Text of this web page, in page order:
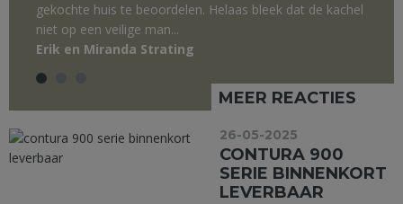
gekochte huis te beoordelen. Helaas bleek dat de kachel
niet op een veilige man...
Erik en Miranda Strating
MEER REACTIES
26-05-2025
CONTURA 900
SERIE BINNENKORT
LEVERBAAR